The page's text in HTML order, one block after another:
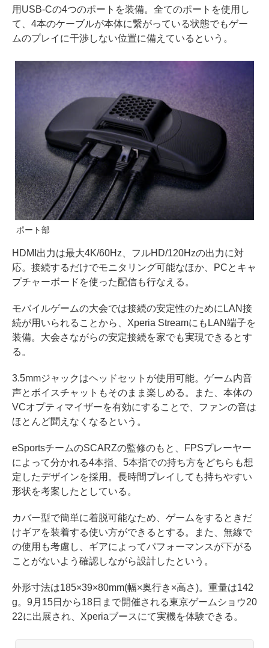
用USB-Cの4つのポートを装備。全てのポートを使用し
て、4本のケーブルが本体に繋がっている状態でもゲー
ムのプレイに干渉しない位置に備えているという。
ポート部
HDMI出力は最大4K/60Hz、フルHD/120Hzの出力に対
応。接続するだけでモニタリング可能なほか、PCとキャ
プチャーボードを使った配信も行なえる。
モバイルゲームの大会では接続の安定性のためにLAN接
続が用いられることから、Xperia StreamにもLAN端子を
装備。大会さながらの安定接続を家でも実現できるとす
る。
3.5mmジャックはヘッドセットが使用可能。ゲーム内音
声とボイスチャットもそのまま楽しめる。また、本体の
VCオプティマイザーを有効にすることで、ファンの音は
ほとんど聞えなくなるという。
eSportsチームのSCARZの監修のもと、FPSプレーヤー
によって分かれる4本指、5本指での持ち方をどちらも想
定したデザインを採用。長時間プレイしても持ちやすい
形状を考案したとしている。
カバー型で簡単に着脱可能なため、ゲームをするときだ
けギアを装着する使い方ができるとする。また、無線で
の使用も考慮し、ギアによってパフォーマンスが下がる
ことがないよう確認しながら設計したという。
外形寸法は185×39×80mm(幅×奥行き×高さ)。重量は142
g。9月15日から18日まで開催される東京ゲームショウ20
22に出展され、Xperiaブースにて実機を体験できる。